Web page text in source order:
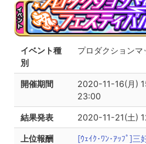
イベント種
別
プロダクション
開催期間
2020-11-16(月)
23:00
結果発表 2020-11-21(土)
上位報酬 [ｳｪｲｸ･ﾜﾝ･ｱｯﾌﾟ]三